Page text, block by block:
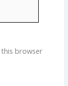
this browser